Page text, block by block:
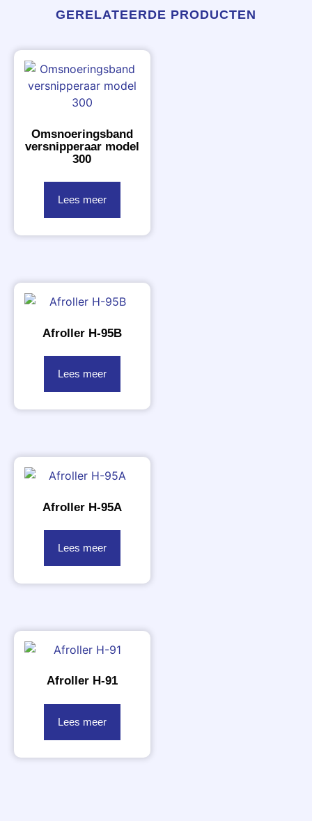
GERELATEERDE PRODUCTEN
Omsnoeringsband
versnipperaar model
300
Lees meer
Afroller H-95B
Lees meer
Afroller H-95A
Lees meer
Afroller H-91
Lees meer